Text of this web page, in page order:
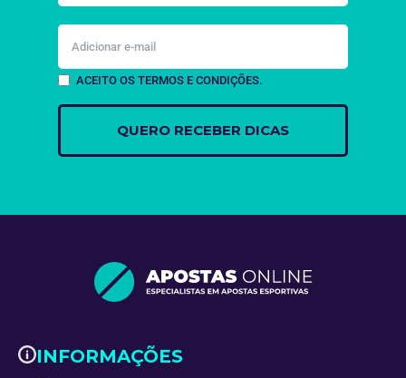
ACEITO OS TERMOS E CONDIÇÕES.
INFORMAÇÕES